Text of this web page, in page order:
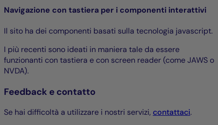
Navigazione con tastiera per i componenti interattivi
Il sito ha dei componenti basati sulla tecnologia javascript.
I più recenti sono ideati in maniera tale da essere
funzionanti con tastiera e con screen reader (come JAWS o
NVDA).
Feedback e contatto
Se hai difficoltà a utilizzare i nostri servizi, contattaci.